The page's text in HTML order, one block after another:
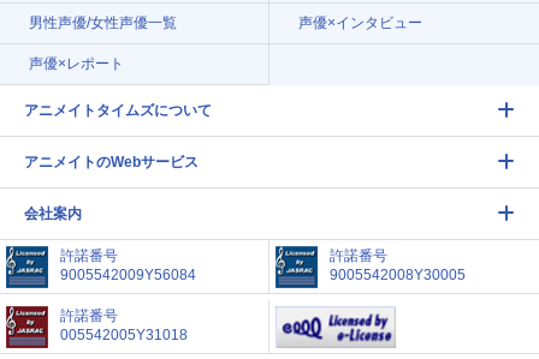
男性声優/女性声優一覧 声優×インタビュー
声優×レポート
アニメイトタイムズについて
アニメイトのWebサービス
会社案内
許諾番号
9005542009Y56084
許諾番号
9005542008Y30005
許諾番号
005542005Y31018